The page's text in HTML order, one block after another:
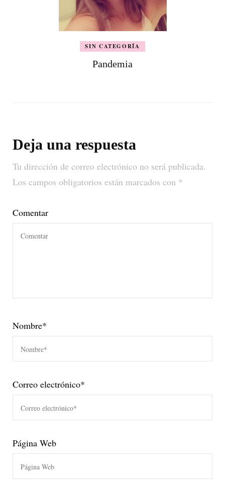
SIN CATEGORÍA
Pandemia
Deja una respuesta
Tu dirección de correo electrónico no será publicada.
Los campos obligatorios están marcados con *
Comentar
Nombre*
Correo electrónico*
Página Web